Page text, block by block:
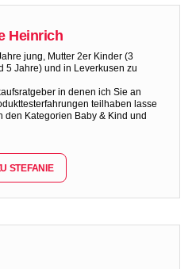
Heinrich
jung, Mutter 2er Kinder (3
5 Jahre) und in Leverkusen zu
in denen ich Sie an
teilhaben lasse
den Kategorien Baby & Kind und
STEFANIE